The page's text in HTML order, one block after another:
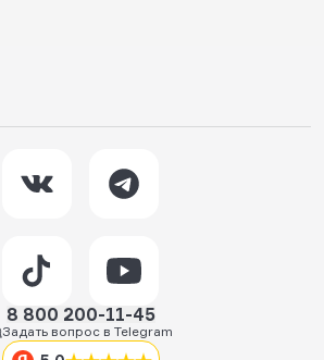
8 800 200-11-45
Задать вопрос в Telegram